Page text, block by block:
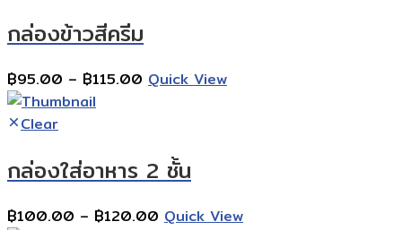
กล่องข้าวสีครีม
฿95.00 – ฿115.00 Price
฿115.00
Quick View
Clear
กล่องใส่อาหาร 2 ชั้น
฿100.00 – ฿120.00 Price
Quick View